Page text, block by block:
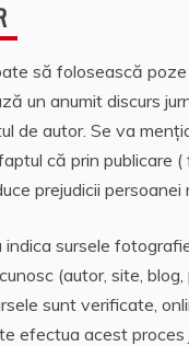
să folosească poze
un anumit discurs
de autor. Se va
că prin publicare
prejudicii persoanei
sursele
(autor, site,
sunt verificate,
efectua acest proces